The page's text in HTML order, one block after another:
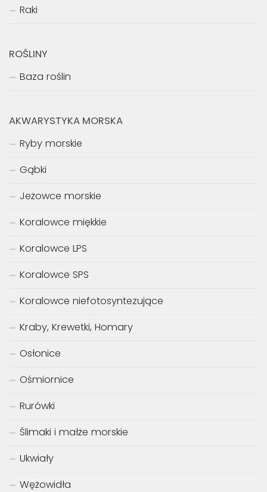
Raki
ROŚLINY
Baza roślin
AKWARYSTYKA MORSKA
Ryby morskie
Gąbki
Jeżowce morskie
Koralowce miękkie
Koralowce LPS
Koralowce SPS
Koralowce niefotosyntezujące
Kraby, Krewetki, Homary
Osłonice
Ośmiornice
Rurówki
Ślimaki i małże morskie
Ukwiały
Wężowidła